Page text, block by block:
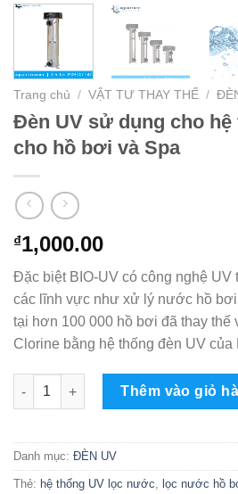
Trang chủ / VẬT TƯ THAY THẾ /
Đèn UV sử dụng cho
cho hồ bơi và Spa
₫1,000.00
Đặc biệt BIO-UV có công nghệ UV
các lĩnh vực như xử lý nước hồ bơi
tại hơn 100 000 hồ bơi đã thay thế
Clorine bằng hệ thống đèn UV của
Đèn UV sử dụng cho hệ thống
Thêm vào giỏ
Danh mục: ĐÈN UV
Thẻ: hệ thống UV lọc nước, lọc nước hồ